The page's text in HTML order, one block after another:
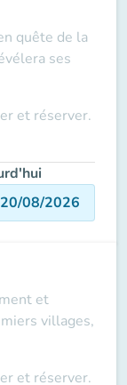
quête de la
ses
et réserver.
20/08/2026
et
villages,
et réserver.